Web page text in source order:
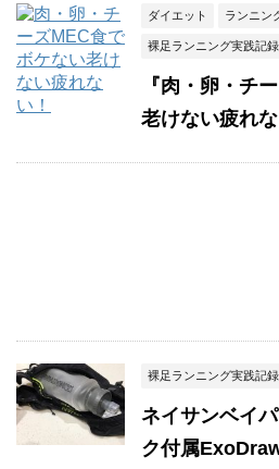
ダイエット ランニン
裸足ランニング実践記録
『肉・卵・チ
老けない疲れ
裸足ランニング実践記録
ネイサンベイ
ク付属